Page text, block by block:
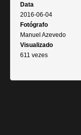
Data
2016-06-04
Fotógrafo
Manuel Azevedo
Visualizado
611 vezes